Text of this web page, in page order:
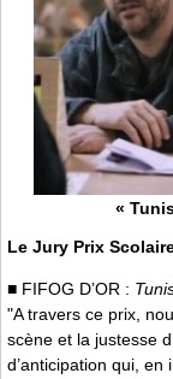
«
Le Jury Prix
■ FIFOG D’OR :
"A travers ce prix,
scène et la justesse
d’anticipation qui, en